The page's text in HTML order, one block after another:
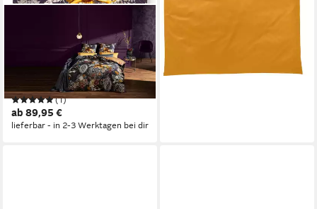
Wendebettwäsche Bed Art S
4378, Mako-Satin, 2 teilig,
Mako Satin, Baumwolle, in Gr.
135x200, 155x220,
200x200cm
(1)
ab 89,95 €
lieferbar - in 2-3 Werktagen bei dir